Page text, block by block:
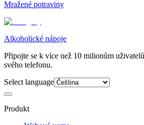
Mražené potraviny
Alkoholické nápoje
Připojte se k více než 10 milionům
svého telefonu.
Select language
Produkt